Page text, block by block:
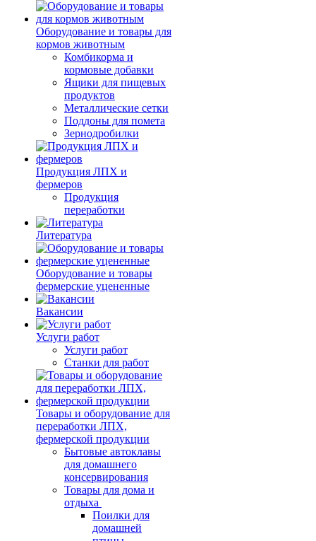
Оборудование и товары для
кормов животным
Комбикорма и
кормовые добавки
Ящики для пищевых
продуктов
Металлические сетки
Поддоны для помета
Зернодробилки
Продукция ЛПХ и
фермеров
Продукция
переработки
Литература
Оборудование и товары
фермерские уцененные
Вакансии
Услуги работ
Услуги работ
Станки для работ
Товары и оборудование для
переработки ЛПХ,
фермерской продукции
Бытовые автоклавы
для домашнего
консервирования
Товары для дома и
отдыха
Поилки для
домашней